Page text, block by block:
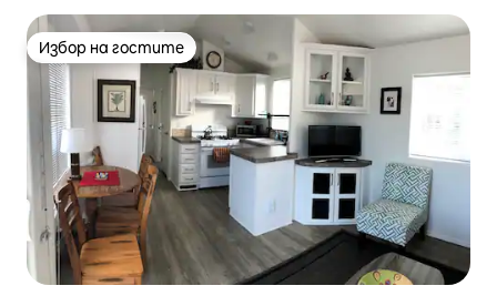
Избор на гостите
Избор на гостите